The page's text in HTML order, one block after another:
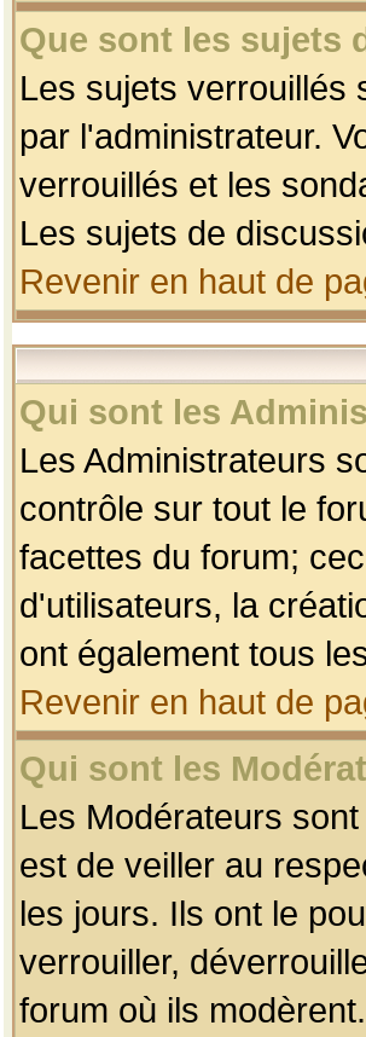
Que sont les sujets
Les sujets verrouillés
par l'administrateur.
verrouillés et les
Les sujets de
Revenir en haut de
Qui sont les
Les Administrateurs
contrôle sur tout le
facettes du forum;
d'utilisateurs, la
ont également tous
Revenir en haut de
Qui sont les
Les Modérateurs
est de veiller au
les jours. Ils ont le
verrouiller,
forum où ils